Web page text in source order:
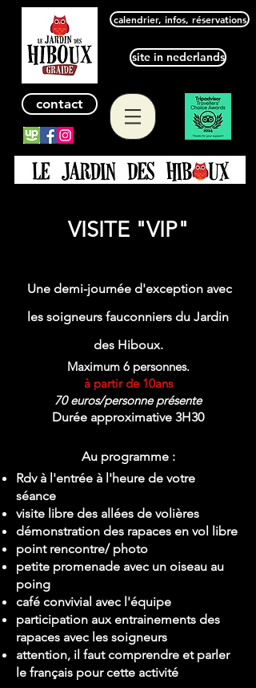
contact
calendrier, infos, réservations
site in nederlands
VISITE "VIP"
Une demi-journée d'exception avec
les soigneurs fauconniers du Jardin
des Hiboux.
Maximum 6 personnes.
à partir de 10ans
70 euros/personne présente
Durée approximative 3H30
Au programme :
​Rdv à l'entrée à l'heure de votre
séance
visite libre des allées de volières
démonstration des rapaces en vol libre
point rencontre/ photo
petite promenade avec un oiseau au
poing
café convivial avec l'équipe
participation aux entrainements des
rapaces avec les soigneurs
attention, il faut comprendre et parler
le français pour cette activité